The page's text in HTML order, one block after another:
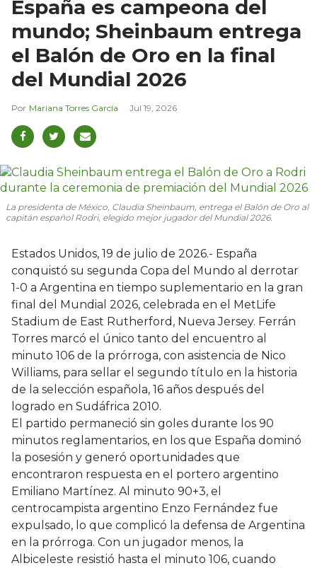
España es campeona del
mundo; Sheinbaum entrega
el Balón de Oro en la final
del Mundial 2026
Mariana Torres García Jul 19, 2026
La presidenta de México, Claudia Sheinbaum, entrega el Balón de Oro al
capitán español Rodri, elegido mejor jugador del Mundial 2026.
Estados Unidos, 19 de julio de 2026.- España
conquistó su segunda Copa del Mundo al derrotar
1-0 a Argentina en tiempo suplementario en la gran
final del Mundial 2026, celebrada en el MetLife
Stadium de East Rutherford, Nueva Jersey. Ferrán
Torres marcó el único tanto del encuentro al
minuto 106 de la prórroga, con asistencia de Nico
Williams, para sellar el segundo título en la historia
de la selección española, 16 años después del
logrado en Sudáfrica 2010.
El partido permaneció sin goles durante los 90
minutos reglamentarios, en los que España dominó
la posesión y generó oportunidades que
encontraron respuesta en el portero argentino
Emiliano Martínez. Al minuto 90+3, el
centrocampista argentino Enzo Fernández fue
expulsado, lo que complicó la defensa de Argentina
en la prórroga. Con un jugador menos, la
Albiceleste resistió hasta el minuto 106, cuando